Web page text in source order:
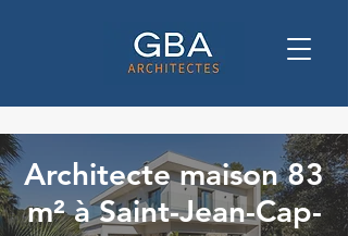
Architecte maison 83
m² à Saint-Jean-Cap-